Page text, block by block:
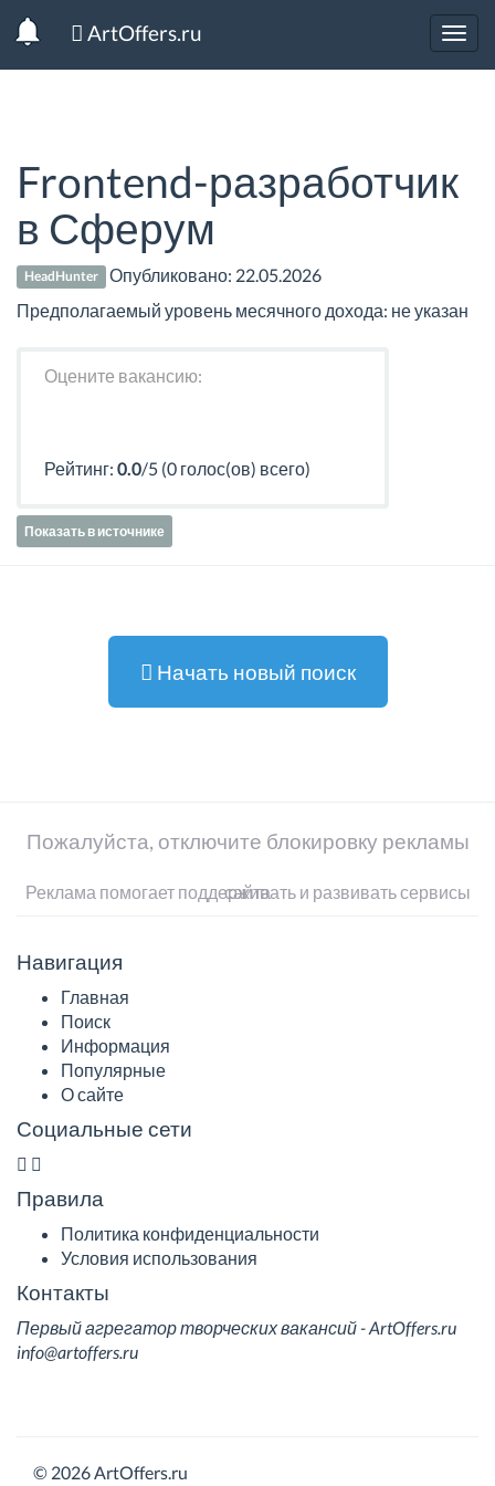
ArtOffers.ru
Frontend-разработчик
в Сферум
HeadHunter Опубликовано: 22.05.2026
Предполагаемый уровень месячного дохода: не указан
Оцените вакансию:
Рейтинг: 0.0/5 (0 голос(ов) всего)
Показать в источнике
Начать новый поиск
Пожалуйста, отключите блокировку рекламы
Реклама помогает поддерживать и развивать сервисы сайта
Навигация
Главная
Поиск
Информация
Популярные
О сайте
Социальные сети
Правила
Политика конфиденциальности
Условия использования
Контакты
Первый агрегатор творческих вакансий - ArtOffers.ru
info@artoffers.ru
© 2026 ArtOffers.ru